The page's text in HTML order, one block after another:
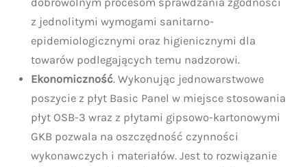
z jednolitymi wymogami sanitarno-
epidemiologicznymi oraz higienicznymi dla
towarów podlegających temu nadzorowi.
Ekonomiczność. Wykonując jednowarstwowe
poszycie z płyt Basic Panel w miejsce stosowania
płyt OSB-3 wraz z płytami gipsowo-kartonowymi
GKB pozwala na oszczędność czynności
wykonawczych i materiałów. Jest to rozwiązanie